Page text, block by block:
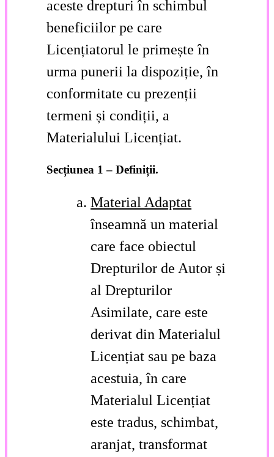
aceste drepturi în schimbul
beneficiilor pe care
Licențiatorul le primește în
urma punerii la dispoziție, în
conformitate cu prezenții
termeni și condiții, a
Materialului Licențiat.
Secțiunea 1 – Definiții.
Material Adaptat
înseamnă un material
care face obiectul
Drepturilor de Autor și
al Drepturilor
Asimilate, care este
derivat din Materialul
Licențiat sau pe baza
acestuia, în care
Materialul Licențiat
este tradus, schimbat,
aranjat, transformat